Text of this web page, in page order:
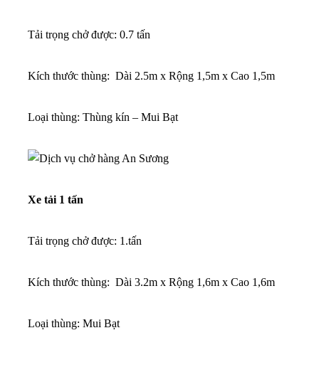
Tải trọng chở được: 0.7 tấn
Kích thước thùng: Dài 2.5m x Rộng 1,5m x Cao 1,5m
Loại thùng: Thùng kín – Mui Bạt
Xe tải 1 tấn
Tải trọng chở được: 1.tấn
Kích thước thùng: Dài 3.2m x Rộng 1,6m x Cao 1,6m
Loại thùng: Mui Bạt